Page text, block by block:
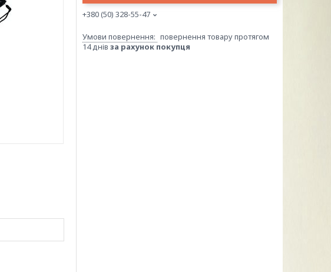
+380 (50) 328-55-47
повернення товару протягом
14 днів за рахунок покупця